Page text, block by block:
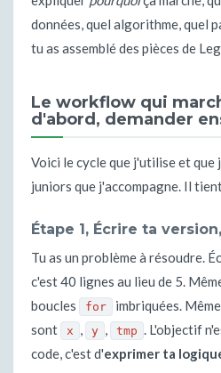
données, quel algorithme, quel
tu as assemblé des pièces de
Le workflow qui
d'abord, demander
Voici le cycle que j'utilise et que
juniors que j'accompagne. Il
Étape 1, Écrire ta
Tu as un problème à résoudre.
c'est 40 lignes au lieu de 5.
boucles
for
imbriquées.
sont
x , y , tmp . L'objectif
code, c'est d'exprimer ta